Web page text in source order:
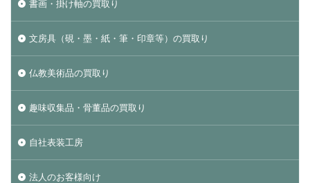
書画・掛け軸の買取り
文房具（硯・墨・紙・筆・印章等）の買取り
仏教美術品の買取り
趣味収集品・骨董品の買取り
自社表装工房
法人のお客様向け